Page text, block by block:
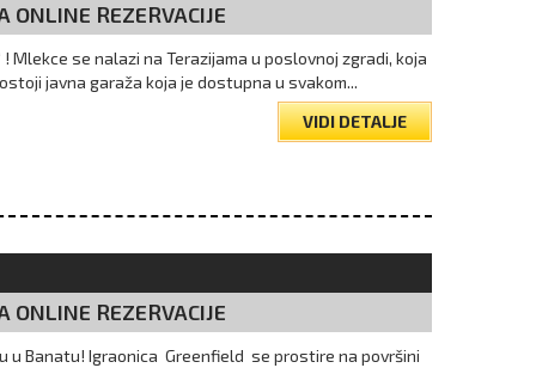
ONLINE REZERVACIJE
Mlekce se nalazi na Terazijama u poslovnoj zgradi, koja
javna garaža koja je dostupna u svakom...
VIDI DETALJE
ONLINE REZERVACIJE
u Banatu! Igraonica Greenfield se prostire na površini